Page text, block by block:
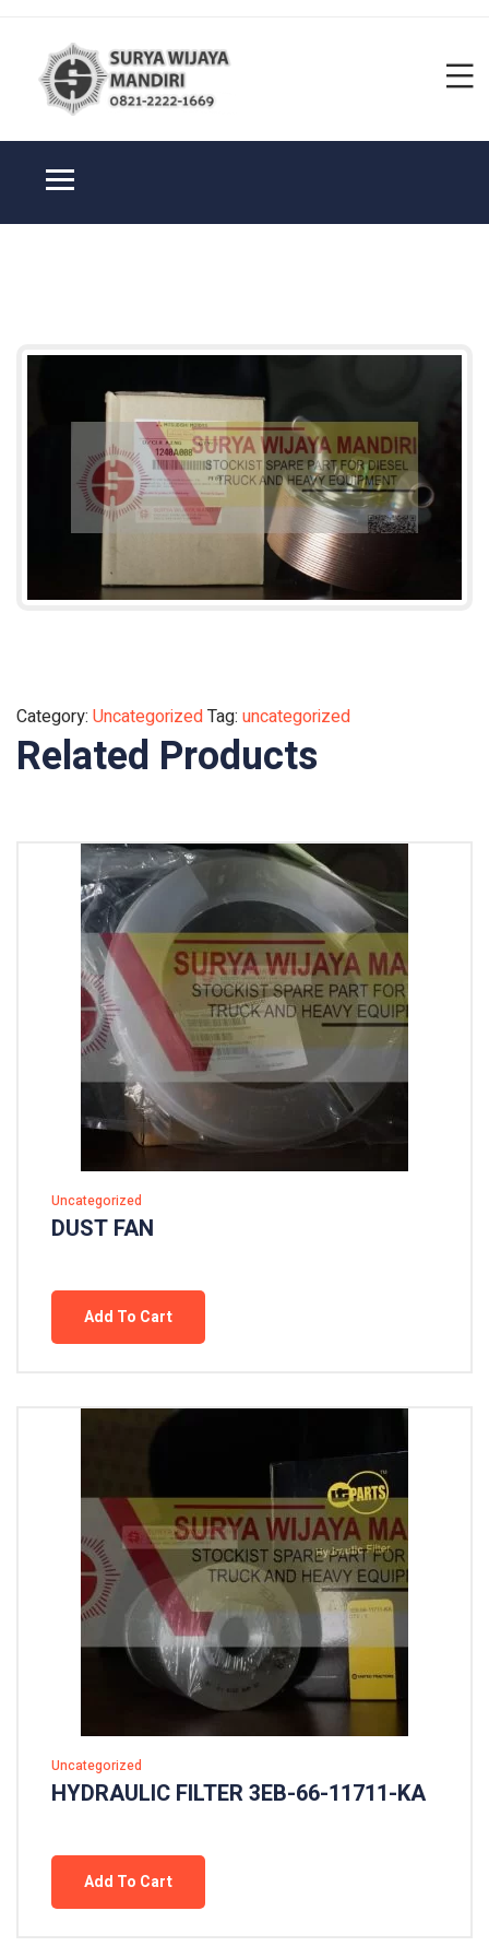
Category: UncategorizedTag: uncategorized
Related Products
Uncategorized
DUST FAN
Add To Cart
Uncategorized
HYDRAULIC FILTER 3EB-66-11711-KA
Add To Cart